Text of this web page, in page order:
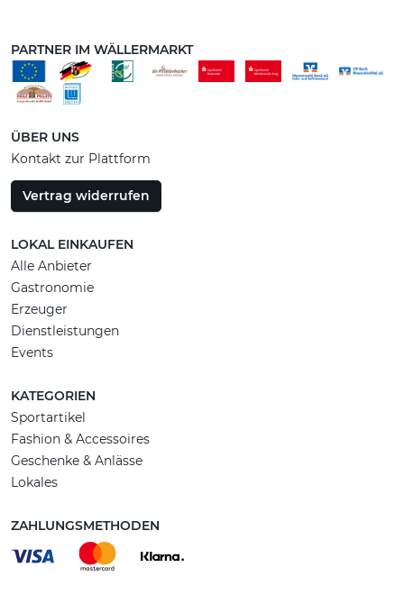
PARTNER IM WÄLLERMARKT
ÜBER UNS
Kontakt zur Plattform
Vertrag widerrufen
LOKAL EINKAUFEN
Alle Anbieter
Gastronomie
Erzeuger
Dienstleistungen
Events
KATEGORIEN
Sportartikel
Fashion & Accessoires
Geschenke & Anlässe
Lokales
ZAHLUNGSMETHODEN